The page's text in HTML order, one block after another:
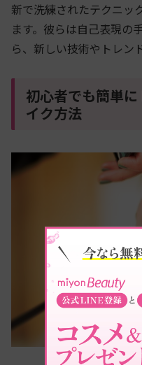
新で洗練されたテクニッ
ます。彼らは自己表現の
ら、新しい技術やトレン
初心者でも簡単
イク方法